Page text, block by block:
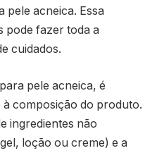
pele acneica. Essa
pode fazer toda a
cuidados.
pele acneica, é
composição do produto.
ingredientes não
loção ou creme) e a